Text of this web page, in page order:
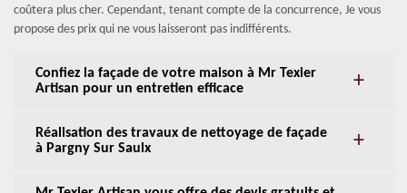
coûtera plus cher. Cependant, tenant compte de la concurrence, Je vous
propose des prix qui ne vous laisseront pas indifférents.
Confiez la façade de votre maison à Mr Texier
Artisan pour un entretien efficace
Réalisation des travaux de nettoyage de façade
à Pargny Sur Saulx